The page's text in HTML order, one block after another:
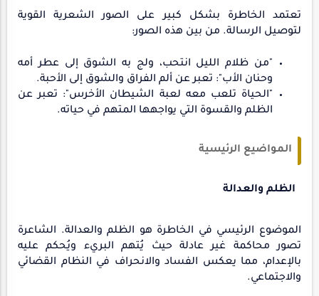
تعتمد الخاطرة بشكل كبير على الصور الشعرية القوية
لتوصيل الرسالة. من بين هذه الصور:
"من ظلام الليل انتحب، ولج به الشوق إلى عطر أمه
وحنان الأب": تعبر عن ألم الفراق والشوق إلى الأحبة.
"الحياة تلعب معه لعبة الشيطان الأخرس": تعبر عن
الظلم والقسوة التي يواجهها المتهم في حياته.
المواضيع الرئيسية
الظلم والعدالة
الموضوع الرئيسي في الخاطرة هو الظلم والعدالة. الشاعرة
تصور محاكمة غير عادلة حيث يُتهم البريء ويُحكم عليه
بالإعدام، مما يعكس الفساد والانحراف في النظام القضائي
والاجتماعي.